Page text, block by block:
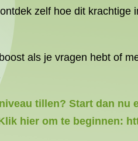
zelf hoe dit
als je vragen hebt of
tillen? Start dan nu
hier om te beginnen: